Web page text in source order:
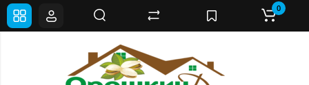
0